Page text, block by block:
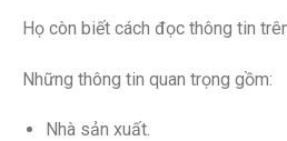
Họ còn biết cách đọc thông tin
Những thông tin quan trọng gồm:
Nhà sản xuất.